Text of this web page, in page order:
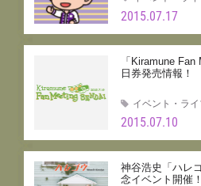
2015.07.17
2015.07.10
「Kiramune
日券発売情報！
イベント・ライ
神谷浩史「ハレ
念イベント開催！